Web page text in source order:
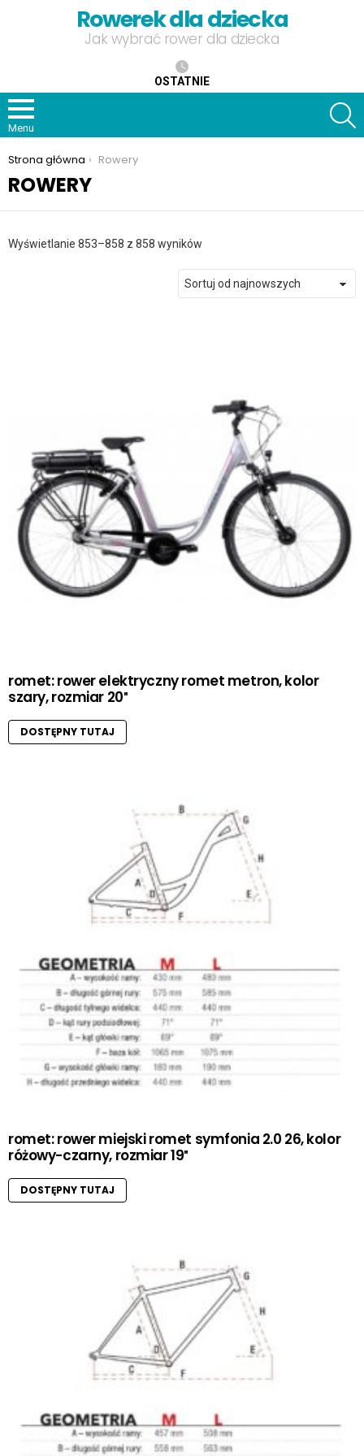
Rowerek dla dziecka
Jak wybrać rower dla dziecka
OSTATNIE
Menu
Jesteś tutaj:
Strona główna Rowery
ROWERY
Wyświetlanie 853–858 z 858 wyników
romet: rower elektryczny romet metron, kolor
szary, rozmiar 20″
DOSTĘPNY TUTAJ
romet: rower miejski romet symfonia 2.0 26, kolor
różowy-czarny, rozmiar 19″
DOSTĘPNY TUTAJ